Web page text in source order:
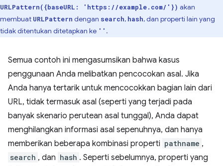
URLPattern({baseURL: 'https://example.com/'}) akan
membuat URLPattern dengan search, hash, dan properti lain yang
tidak ditentukan ditetapkan ke '' .
Semua contoh ini mengasumsikan bahwa kasus
penggunaan Anda melibatkan pencocokan asal. Jika
Anda hanya tertarik untuk mencocokkan bagian lain dari
URL, tidak termasuk asal (seperti yang terjadi pada
banyak skenario perutean asal tunggal), Anda dapat
menghilangkan informasi asal sepenuhnya, dan hanya
memberikan beberapa kombinasi properti pathname ,
search , dan hash . Seperti sebelumnya, properti yang